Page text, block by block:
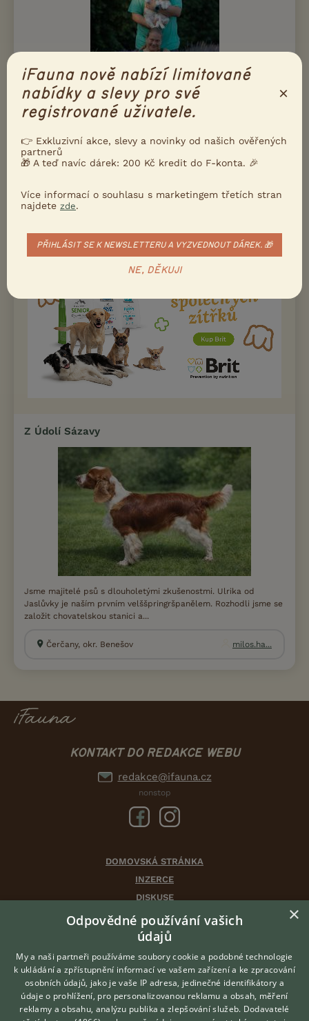
Jsme manželé Krauzovičovi. Oba jsme aktivní myslivci a
Oba dva, ač zvlášť se různ...
Z Údolí Sázavy
Jsme majitelé psů s dlouholetými zkušenostmi. Ulrika od
Jaslůvky je naším prvním velššpringršpanělem. Rozhodli jsme se
založit chovatelskou stanici a...
Čerčany, okr. Benešov milos.ha...
KONTAKT DO REDAKCE WEBU
redakce@ifauna.cz
nonstop
DOMOVSKÁ STRÁNKA
INZERCE
DISKUSE
ČLÁNKY
CHOVATELSKÉ STANICE
ATLAS
VÝBĚR VHODNÉHO PLEMENE
O nás
iFauna nově nabízí limitované
nabídky a slevy pro své
registrované uživatele.
×
👉 Exkluzivní akce, slevy a novinky od našich ověřených
partnerů
🎁 A teď navíc dárek: 200 Kč kredit do F-konta. 🎉
Více informací o souhlasu s marketingem třetích stran
najdete zde.
PŘIHLÁSIT SE K NEWSLETTERU A VYZVEDNOUT DÁREK. 🎁
NE, DĚKUJI
×
Odpovědné používání vašich
údajů
My a naši partneři používáme soubory cookie a podobné technologie
k ukládání a zpřístupnění informací ve vašem zařízení a ke zpracování
osobních údajů, jako je vaše IP adresa, jedinečné identifikátory a
údaje o prohlížení, pro personalizovanou reklamu a obsah, měření
reklamy a obsahu, analýzu publika a zlepšování služeb. Dodavatelé